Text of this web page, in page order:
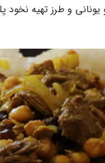
و طرز تهیه